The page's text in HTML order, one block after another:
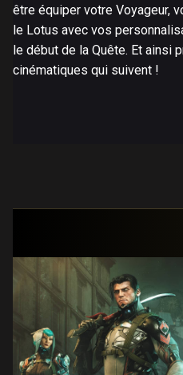
être équiper votre Voyageur,
le Lotus avec vos
le début de la Quête. Et ainsi
cinématiques qui suivent !